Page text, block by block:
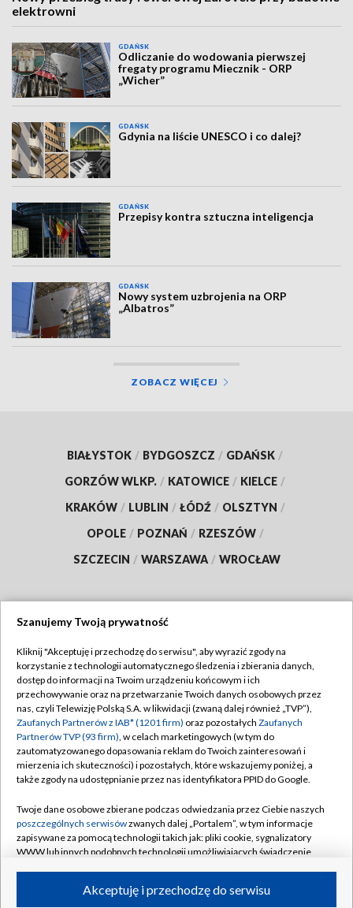
elektrowni
GDAŃSK
Odliczanie do wodowania pierwszej
fregaty programu Miecznik - ORP
„Wicher”
GDAŃSK
Gdynia na liście UNESCO i co dalej?
GDAŃSK
Przepisy kontra sztuczna inteligencja
GDAŃSK
Nowy system uzbrojenia na ORP
„Albatros”
ZOBACZ WIĘCEJ
BIAŁYSTOK / BYDGOSZCZ / GDAŃSK /
GORZÓW WLKP. / KATOWICE / KIELCE /
KRAKÓW / LUBLIN / ŁÓDŹ / OLSZTYN /
OPOLE / POZNAŃ / RZESZÓW /
SZCZECIN / WARSZAWA / WROCŁAW
TVP
Abonament TVP
Emisja w TVP
Centrum informacji TVP
Naziemna Telewizja Cyfrowa
Rada Programowa
System NOS
Informacje o nadawcy
Program dla prasy
Regulamin TVP
Polityka prywatności
Moje zgody
Pomoc
Kontakt
Kanały
Szanujemy Twoją prywatność
Kliknij "Akceptuję i przechodzę do serwisu", aby wyrazić zgody na
korzystanie z technologii automatycznego śledzenia i zbierania danych,
dostęp do informacji na Twoim urządzeniu końcowym i ich
przechowywanie oraz na przetwarzanie Twoich danych osobowych przez
nas, czyli Telewizję Polską S.A. w likwidacji (zwaną dalej również „TVP”),
Zaufanych Partnerów z IAB* (1201 firm) oraz pozostałych Zaufanych
Partnerów TVP (93 firm), w celach marketingowych (w tym do
zautomatyzowanego dopasowania reklam do Twoich zainteresowań i
mierzenia ich skuteczności) i pozostałych, które wskazujemy poniżej, a
także zgody na udostępnianie przez nas identyfikatora PPID do Google.
Twoje dane osobowe zbierane podczas odwiedzania przez Ciebie naszych
poszczególnych serwisówzwanych dalej „Portalem”, w tym informacje
zapisywane za pomocą technologii takich jak: pliki cookie, sygnalizatory
WWW lub innych podobnych technologii umożliwiających świadczenie
ruchu w Internecie.Akceptuję i przechodzę do serwisu